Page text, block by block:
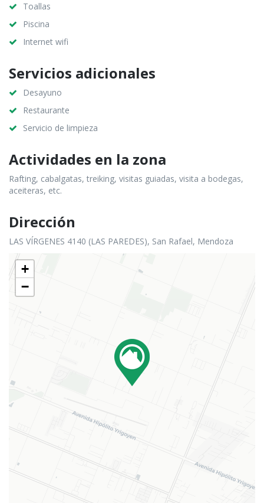
Toallas
Piscina
Internet wifi
Servicios adicionales
Desayuno
Restaurante
Servicio de limpieza
Actividades en la zona
Rafting, cabalgatas, treiking, visitas guiadas, visita a bodegas,
aceiteras, etc.
Dirección
LAS VÍRGENES 4140 (LAS PAREDES), San Rafael, Mendoza
+
−